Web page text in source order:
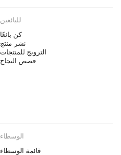
للبائعين
كن بائعًا
نشر منتج
الترويج للمنتجات
قصص النجاح
الوسطاء
قائمة الوسطاء